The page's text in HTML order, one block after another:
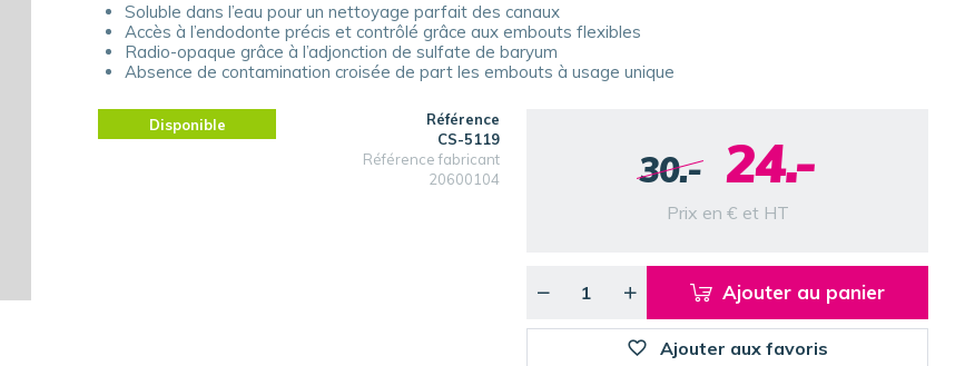
Soluble dans l’eau pour un nettoyage parfait des canaux
Accès à l’endodonte précis et contrôlé grâce aux embouts flexibles
Radio-opaque grâce à l’adjonction de sulfate de baryum
Absence de contamination croisée de part les embouts à usage unique
30.- 24.-
Prix en € et HT
Disponible
Référence
CS-5119
Référence fabricant
20600104
Ajouter au panier
Ajouter aux favoris